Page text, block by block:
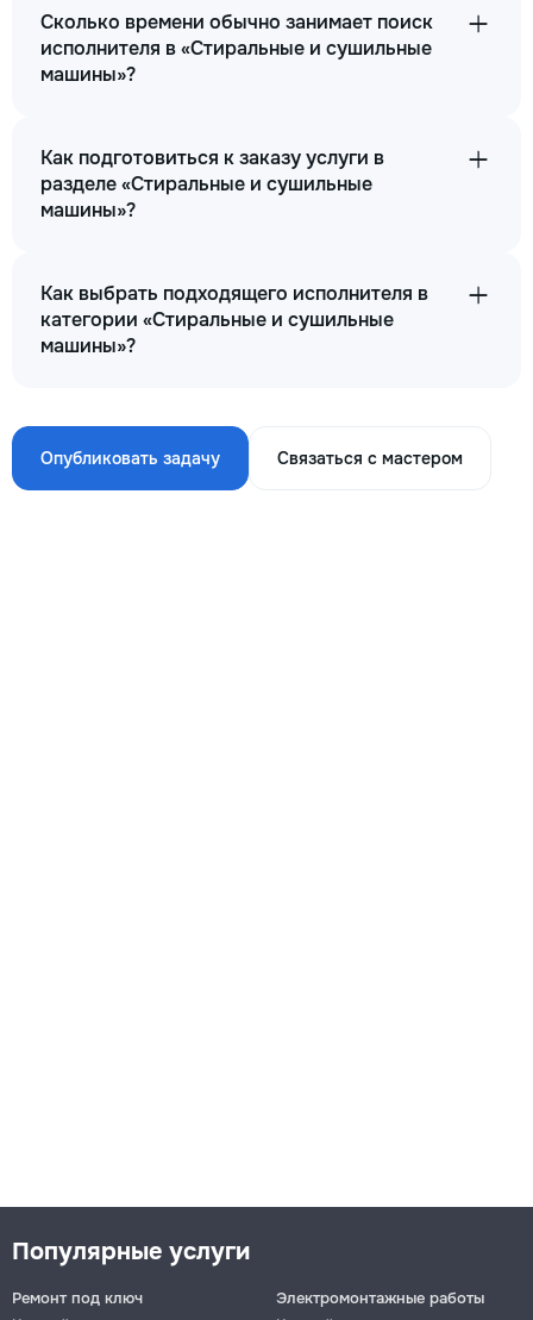
Сколько времени обычно занимает поиск
исполнителя в «Стиральные и сушильные
машины»?
Как подготовиться к заказу услуги в
разделе «Стиральные и сушильные
машины»?
Как выбрать подходящего исполнителя в
категории «Стиральные и сушильные
машины»?
Опубликовать задачу Связаться с мастером
Популярные услуги
Ремонт под ключ
Электромонтажные работы